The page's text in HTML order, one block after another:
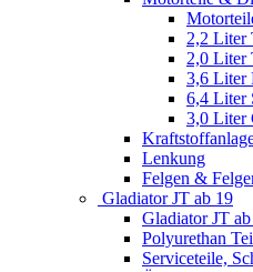
2,2 Liter
2,0 Liter
3,6 Liter
6,4 Liter
3,0 Liter
Lenkung
Felgen &
Gladiator JT ab 19
Gladiator JT
Polyurethan
Serviceteile,